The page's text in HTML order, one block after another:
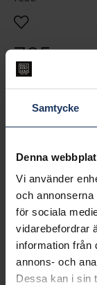
Samtycke
Denna
Vi använder
och
för sociala
vidarebefordrar
information från
annons- och
Dessa kan i sin
795:-
Denna artikel
Vänligen
Lagervara.
Leveranstid 2-
Öppet köp i 30